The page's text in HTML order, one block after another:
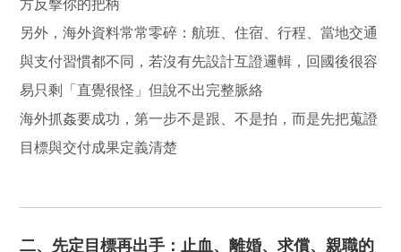
方反擊你的把柄
另外，海外資料常常零碎：航班、住宿、行程、當地交通
與支付習慣都不同，若沒有先設計互證邏輯，回國後很容
易只剩「直覺很怪」但說不出完整脈絡
海外抓姦要成功，第一步不是跟、不是拍，而是先把蒐證
目標與交付成果定義清楚
二、先定目標再出手：止血、離婚、求償、親職的